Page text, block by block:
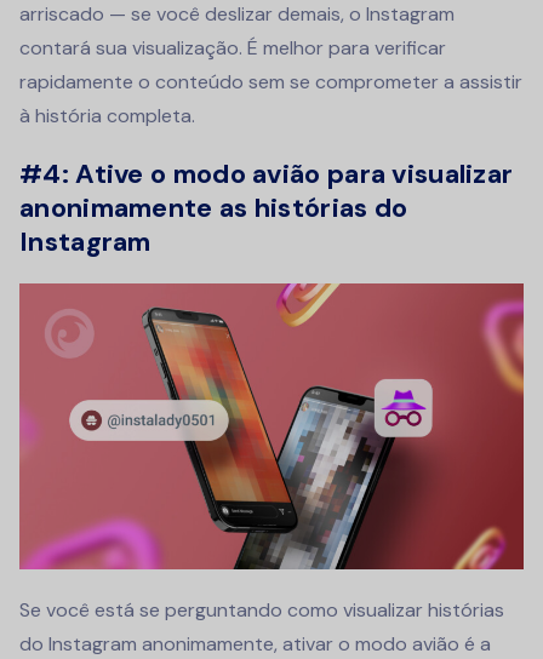
arriscado — se você deslizar demais, o Instagram
contará sua visualização. É melhor para verificar
rapidamente o conteúdo sem se comprometer a assistir
à história completa.
#4: Ative o modo avião para visualizar
anonimamente as histórias do
Instagram
Se você está se perguntando como visualizar histórias
do Instagram anonimamente, ativar o modo avião é a